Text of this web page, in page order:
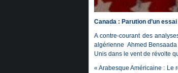
Canada : Parution d’un
A contre-courant des
algérienne Ahmed Bensaada
Unis dans le vent de révolte
« Arabesque Américaine : Le